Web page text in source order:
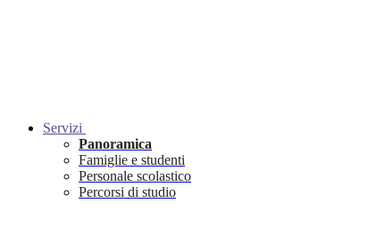
Servizi
Panoramica
Famiglie e studenti
Personale scolastico
Percorsi di studio